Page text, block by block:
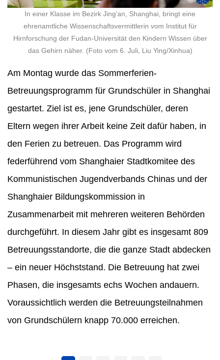
In einer Klasse im Bezirk Jing’an, Shanghai, bringt eine
ehrenamtliche Wissenschaftsvermittlerin vom Institut für
Hirnforschung der Fudan-Universität den Kindern Wissen über
das Gehirn näher. (Foto vom 6. Juli, Liu Ying/Xinhua)
Am Montag wurde das Sommerferien-
Betreuungsprogramm für Grundschüler in Shanghai
gestartet. Ziel ist es, jene Grundschüler, deren
Eltern wegen ihrer Arbeit keine Zeit dafür haben, in
den Ferien zu betreuen. Das Programm wird
federführend vom Shanghaier Stadtkomitee des
Kommunistischen Jugendverbands Chinas und der
Shanghaier Bildungskommission in
Zusammenarbeit mit mehreren weiteren Behörden
durchgeführt. In diesem Jahr gibt es insgesamt 809
Betreuungsstandorte, die die ganze Stadt abdecken
– ein neuer Höchststand. Die Betreuung hat zwei
Phasen, die insgesamts echs Wochen andauern.
Voraussichtlich werden die Betreuungsteilnahmen
von Grundschülern knapp 70.000 erreichen.